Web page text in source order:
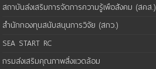
สถาบันส่งเสริมการจัดการความรู้เพือสังคม (สคส.)
สำนักกองทุนสนับสนุนการวิจัย (สกว.)
SEA START RC
กรมส่งเสริมคุณภาพสิ่งแวดล้อม